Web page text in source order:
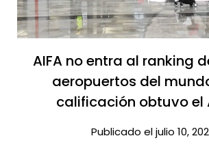
AIFA no entra al ranking
aeropuertos del
calificación obtuvo el
Publicado el julio 10,